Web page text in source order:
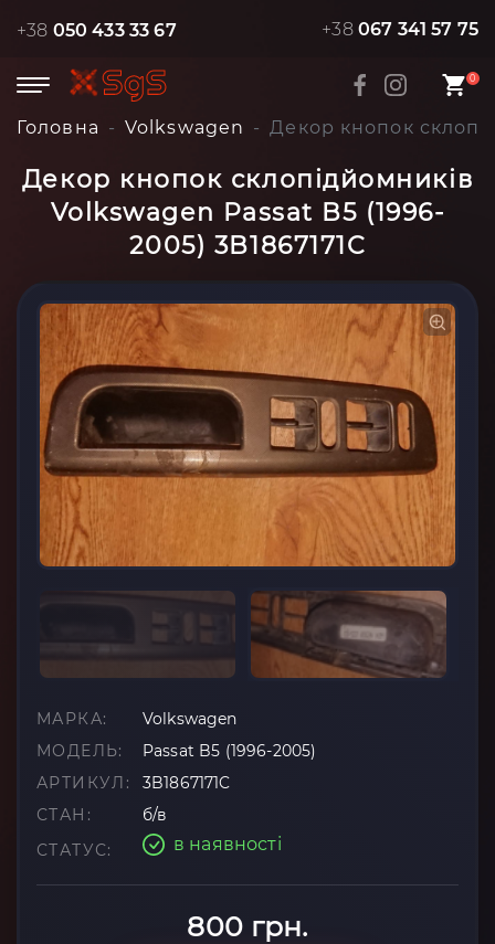
+38 050 433 33 67 +38 067 341 57 75
0
Головна Volkswagen Декор кнопок
Декор кнопок склопідйомників
Volkswagen Passat B5 (1996-
2005) 3B1867171C
МАРКА:
Volkswagen
МОДЕЛЬ:
Passat B5 (1996-2005)
АРТИКУЛ:
3B1867171C
СТАН:
б/в
СТАТУС:
в наявності
800 грн.